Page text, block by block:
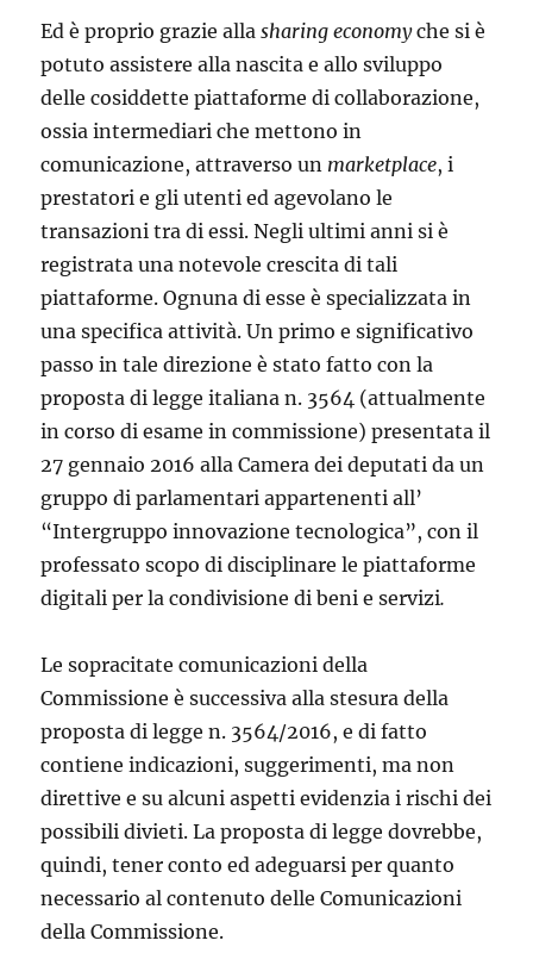
Ed è proprio grazie allasharing economyche si è
potuto assistere alla nascita e allo sviluppo
delle cosiddette piattaforme di collaborazione,
ossia intermediari che mettono in
comunicazione, attraverso un marketplace, i
prestatori e gli utenti ed agevolano le
transazioni tra di essi. Negli ultimi anni si è
registrata una notevole crescita di tali
piattaforme. Ognuna di esse è specializzata in
una specifica attività. Un primo e significativo
passo in tale direzione è stato fatto con la
proposta di legge italiana n. 3564 (attual­mente
in corso di esame in commissione) presentata il
27 gennaio 2016 alla Camera dei deputati da un
gruppo di parlamentari appartenenti all’
“Inter­gruppo innovazione tecnologica”, con il
professato scopo di disciplinare le piattaforme
digitali per la condivisione di beni e servizi.
Le sopracitate comunicazioni della
Commissione è successiva alla ste­sura della
proposta di legge n. 3564/2016, e di fatto
contiene indicazioni, suggerimenti, ma non
direttive e su alcuni aspetti evidenzia i rischi dei
possibili divieti. La proposta di legge dovrebbe,
quindi, tener conto ed adeguarsi per quanto
necessario al contenuto delle Comunicazioni
della Commissione.